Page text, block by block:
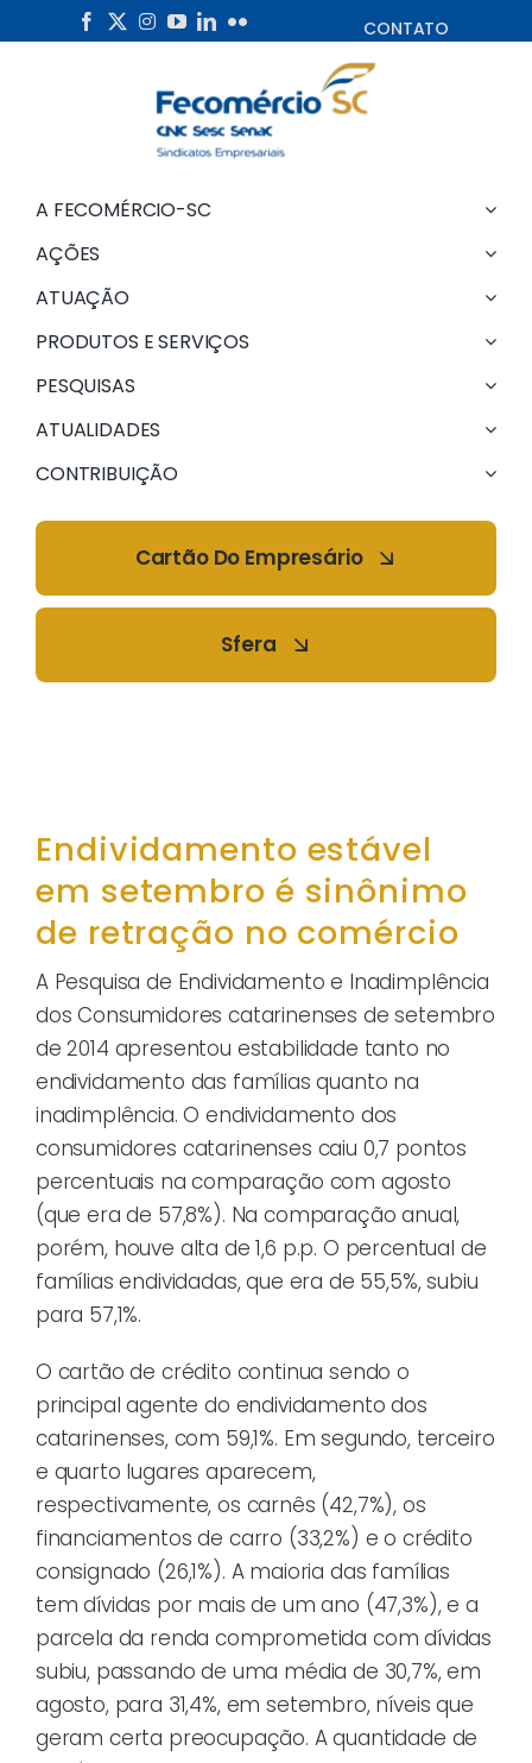
to
CONTATO
A FECOMÉRCIO-SC
AÇÕES
ATUAÇÃO
PRODUTOS E SERVIÇOS
PESQUISAS
ATUALIDADES
CONTRIBUIÇÃO
Cartão Do Empresário
Sfera
Endividamento estável
em setembro é sinônimo
de retração no comércio
A Pesquisa de Endividamento e Inadimplência
dos Consumidores catarinenses de setembro
de 2014 apresentou estabilidade tanto no
endividamento das famílias quanto na
inadimplência. O endividamento dos
consumidores catarinenses caiu 0,7 pontos
percentuais na comparação com agosto
(que era de 57,8%). Na comparação anual,
porém, houve alta de 1,6 p.p. O percentual de
famílias endividadas, que era de 55,5%, subiu
para 57,1%.
O cartão de crédito continua sendo o
principal agente do endividamento dos
catarinenses, com 59,1%. Em segundo, terceiro
e quarto lugares aparecem,
respectivamente, os carnês (42,7%), os
financiamentos de carro (33,2%) e o crédito
consignado (26,1%). A maioria das famílias
tem dívidas por mais de um ano (47,3%), e a
parcela da renda comprometida com dívidas
subiu, passando de uma média de 30,7%, em
agosto, para 31,4%, em setembro, níveis que
geram certa preocupação. A quantidade de